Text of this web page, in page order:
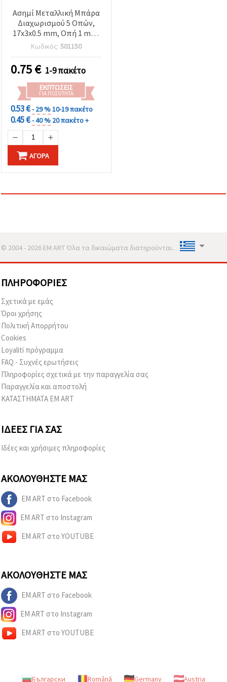
Ασημί Μεταλλική Μπάρα
Διαχωρισμού 5 Οπών,
17x3x0.5 mm, Οπή 1 mm,
Συσκευασία 50 τεμ.
Κωδικός: 501150
0.75€ 1-9 πακέτο
ΕΚΠΤΏΣΕΙΣ
ΓΙΑ ΠΟΣΌΤΗΤΑ
0.53 €- 29 %10-19 πακέτο
0.45 €- 40 % 20 πακέτο +
ΑΓΟΡΆ
© 2004 - 2026 EM ART Όλα τα δικαιώματα διατηρούνται..
ΠΛΗΡΟΦΟΡΊΕΣ
Σχετικά με εμάς
Όροι χρήσης
Πολιτική Απορρήτου
Cookies
Loyaliti πρόγραμμα
FAQ - Συχνές ερωτήσεις
Πληροφορίες σχετικά με την παραγγελία σας
Παραγγελία και αποστολή
ΚΑΤΑΣΤΗΜΑΤΑ EM ART
ΙΔΈΕΣ ΓΙΑ ΣΑΣ
Ιδέες και χρήσιμες πληροφορίες
ΑΚΟΛΟΥΘΉΣΤΕ ΜΑΣ
EM ART στο Facebook
EM ART στο Instagram
EM ART στο YOUTUBE
ΑΚΟΛΟΥΘΉΣΤΕ ΜΑΣ
EM ART στο Facebook
EM ART στο Instagram
EM ART στο YOUTUBE
Български Română Germany Austria